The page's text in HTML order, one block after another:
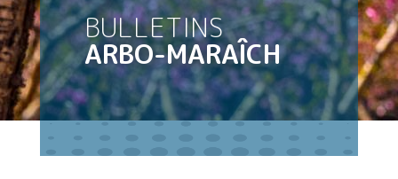
BULLETINS
ARBO-MARAÎCH